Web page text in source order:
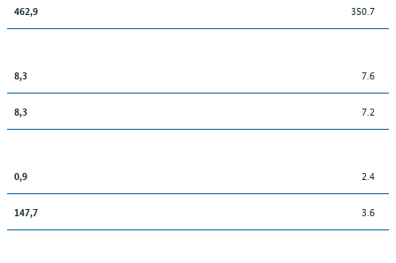
462,9 350.7
8,3 7.6
8,3 7.2
0,9 2.4
147,7 3.6